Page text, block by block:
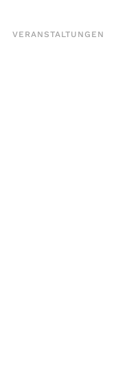
VERANSTALTUNGEN